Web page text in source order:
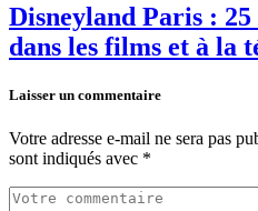
Disneyland Paris :
dans les films et à la
Laisser un commentaire
Votre adresse e-mail ne sera pas
sont indiqués avec *